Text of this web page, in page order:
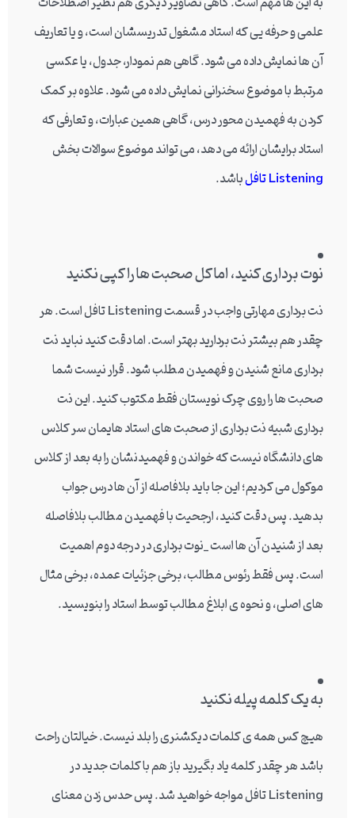
علمی و حرفه یی که استاد مشغول تدریسشان است، و یا تعاریف
آن ها نمایش داده می شود. گاهی هم نمودار، جدول، یا عکسی
مرتبط با موضوع سخنرانی نمایش داده می شود. علاوه بر کمک
کردن به فهمیدن محور درس، گاهی همین عبارات، و تعارفی که
استاد برایشان ارائه می دهد، می تواند موضوع سوالات بخش
Listening تافل
باشد.
نوت برداری کنید، اما کل صحبت ها را کپی نکنید
نت برداری مهارتی واجب در قسمت Listening تافل است. هر
چقدر هم بیشتر نت بردارید بهتر است. اما دقت کنید نباید نت
برداری مانع شنیدن و فهمیدن مطلب شود. قرار نیست شما
صحبت ها را روی چرک نویستان فقط مکتوب کنید. این نت
برداری شبیه نت برداری از صحبت های استاد هایمان سر کلاس
های دانشگاه نیست که خواندن و فهمیدنشان را به بعد از کلاس
موکول می کردیم؛ این جا باید بلافاصله از آن ها درس جواب
بدهید. پس دقت کنید، ارجحیت با فهمیدن مطالب بلافاصله
بعد از شنیدن آن ها است _نوت برداری در درجه دوم اهمیت
است. پس فقط رئوس مطالب، برخی جزئیات عمده، برخی مثال
های اصلی، و نحوه ی ابلاغ مطالب توسط استاد را بنویسید.
به یک کلمه پیله نکنید
هیچ کس همه ی کلمات دیکشنری را بلد نیست. خیالتان راحت
باشد هر چقدر کلمه یاد بگیرید باز هم با کلمات جدید در
Listening تافل مواجه خواهید شد. پس حدس زدن معنای